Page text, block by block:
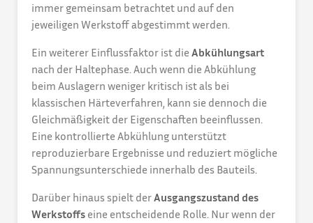
immer gemeinsam betrachtet und auf den
jeweiligen Werkstoff abgestimmt werden.
Ein weiterer Einflussfaktor ist die Abkühlungsart
nach der Haltephase. Auch wenn die Abkühlung
beim Auslagern weniger kritisch ist als bei
klassischen Härteverfahren, kann sie dennoch die
Gleichmäßigkeit der Eigenschaften beeinflussen.
Eine kontrollierte Abkühlung unterstützt
reproduzierbare Ergebnisse und reduziert mögliche
Spannungsunterschiede innerhalb des Bauteils.
Darüber hinaus spielt derAusgangszustand des
Werkstoffs eine entscheidende Rolle. Nur wenn der